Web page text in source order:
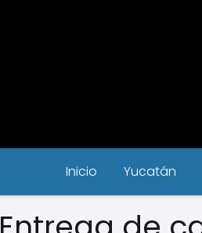
Inicio Yucatán